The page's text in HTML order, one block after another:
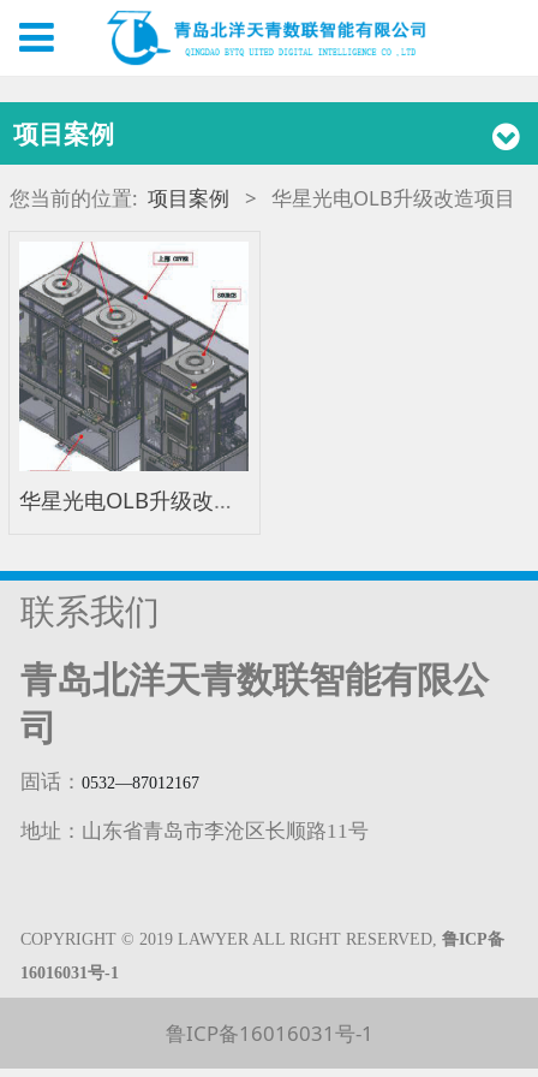
项目案例
您当前的位置:项目案例 > 华星光电OLB升级改造项目
华星光电OLB升级改造项目
联系我们
青岛北洋天青数联智能有限公
司
固话： 0532—87012167
地址：山东省青岛市李沧区长顺路11号
COPYRIGHT © 2019 LAWYER ALL RIGHT RESERVED, 鲁ICP备
16016031号-1
鲁ICP备16016031号-1